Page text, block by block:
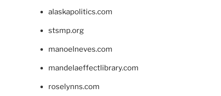
alaskapolitics.com
stsmp.org
manoelneves.com
mandelaeffectlibrary.com
roselynns.com